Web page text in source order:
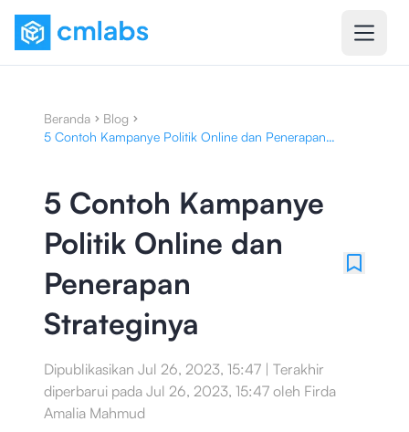
Beranda
Blog
5 Contoh Kampanye Politik Online dan Penerapan
5 Contoh Kampanye
Politik Online dan
Penerapan
Strateginya
Dipublikasikan Jul 26, 2023, 15:47 | Terakhir
diperbarui pada Jul 26, 2023, 15:47 oleh Firda
Amalia Mahmud